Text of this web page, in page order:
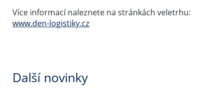
Více informací naleznete na stránkách veletrhu:
www.den-logistiky.cz
Další novinky